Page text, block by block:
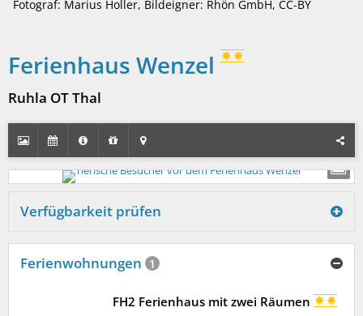
Fotograf: Marius Holler, Bildeigner: Rhön GmbH, CC-BY
Ferienhaus Wenzel
Ruhla OT Thal
Verfügbarkeit prüfen
Ferienwohnungen 1
FH2 Ferienhaus mit zwei Räumen